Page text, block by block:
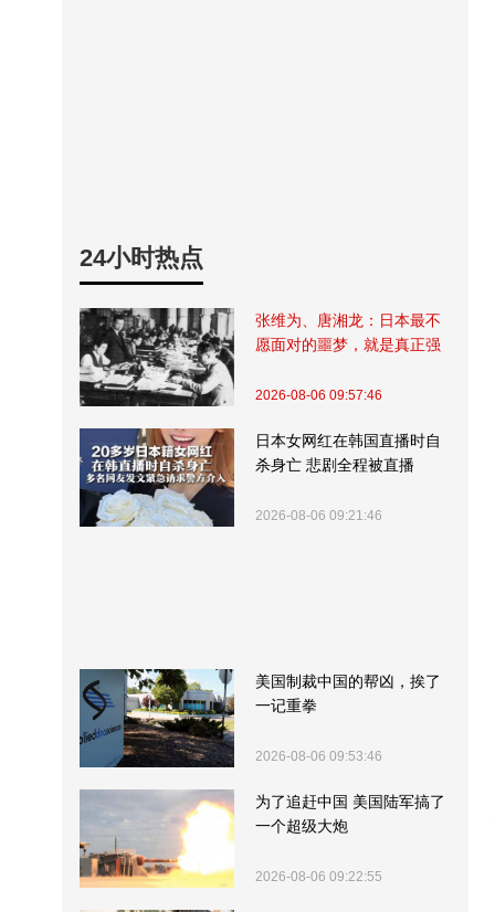
24小时热点
张维为、唐湘龙：日本最不
愿面对的噩梦，就是真正强
2026-08-06 09:57:46
日本女网红在韩国直播时自
杀身亡 悲剧全程被直播
2026-08-06 09:21:46
美国制裁中国的帮凶，挨了
一记重拳
2026-08-06 09:53:46
为了追赶中国 美国陆军搞了
一个超级大炮
2026-08-06 09:22:55